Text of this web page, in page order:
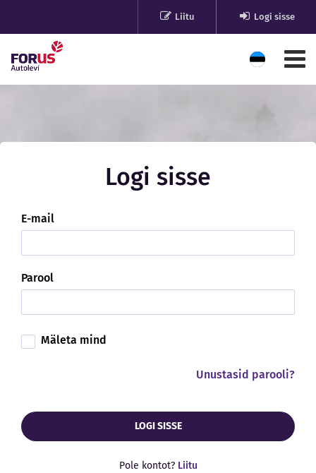
Liitu Logi sisse
Logi sisse
E-mail
Parool
Mäleta mind
Unustasid parooli?
LOGI SISSE
Pole kontot? Liitu